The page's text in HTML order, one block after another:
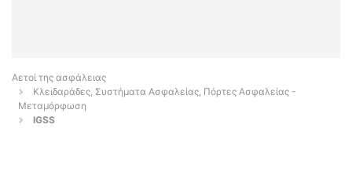
Αετοί της ασφάλειας
Κλειδαράδες, Συστήματα Ασφαλείας, Πόρτες Ασφαλείας -
Μεταμόρφωση
IGSS